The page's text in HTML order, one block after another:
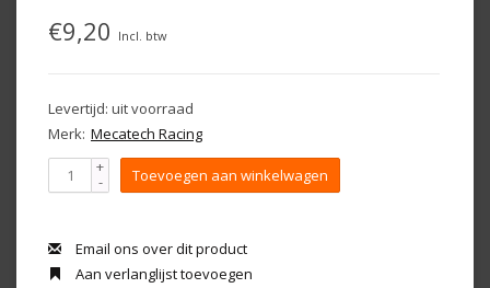
€9,20 Incl. btw
Levertijd: uit voorraad
Merk: Mecatech Racing
+
- Toevoegen aan winkelwagen
Email ons over dit product
Aan verlanglijst toevoegen